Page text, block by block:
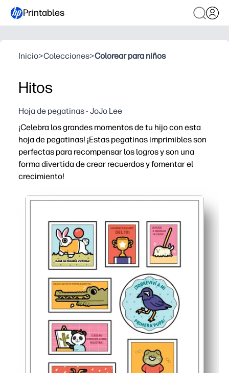
Printables
Inicio>Colecciones>Colorear para niños
Hitos
Hoja de pegatinas - JoJo Lee
¡Celebra los grandes momentos de tu hijo con esta
hoja de pegatinas! ¡Estas pegatinas imprimibles son
perfectas para recompensar los logros y son una
forma divertida de crear recuerdos y fomentar el
crecimiento!